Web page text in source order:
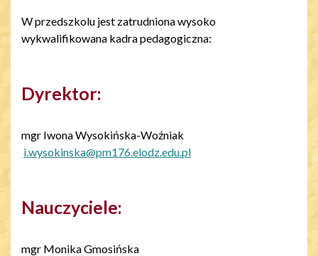
W przedszkolu jest zatrudniona wysoko
wykwalifikowana kadra pedagogiczna:
Dyrektor:
mgr Iwona Wysokińska-Woźniak
i.wysokinska@pm176.elodz.edu.pl
Nauczyciele:
mgr Monika Gmosińska